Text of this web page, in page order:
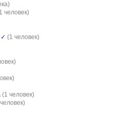
человек)
✓ (1 человек)
(1 человек)